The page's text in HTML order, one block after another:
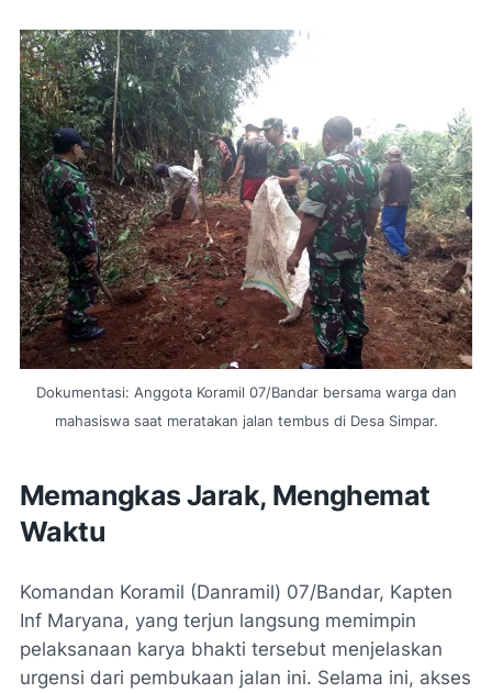
Dokumentasi: Anggota Koramil 07/Bandar bersama warga dan
mahasiswa saat meratakan jalan tembus di Desa Simpar.
Memangkas Jarak, Menghemat
Waktu
Komandan Koramil (Danramil) 07/Bandar, Kapten
Inf Maryana, yang terjun langsung memimpin
pelaksanaan karya bhakti tersebut menjelaskan
urgensi dari pembukaan jalan ini. Selama ini, akses